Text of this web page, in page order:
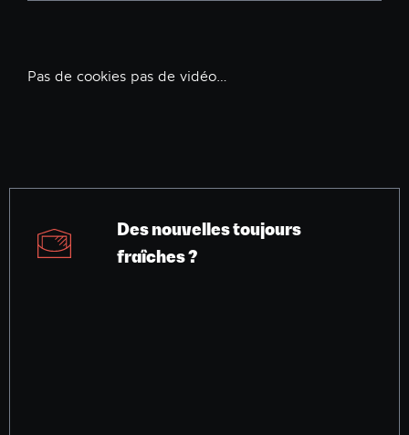
Pas de cookies pas de vidéo…
Des nouvelles toujours
fraîches ?